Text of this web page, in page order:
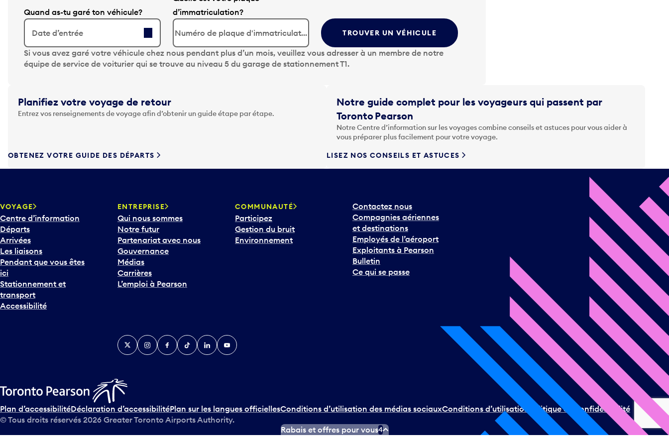
Quand as-tu garé ton véhicule?
Date d’entrée
A
p
y
e
z
r
u
c
h
e
F
l
c
h
e
a
p
o
u
d’immatriculation?
TROUVER UN VÉHICULE
Si vous avez garé votre véhicule chez nous pendant plus d’un mois, veuillez vous adresser à un membre de notre
équipe de service de voiturier qui se trouve au niveau 5 du garage de stationnement T1.
Planifiez votre voyage de retour
Entrez vos renseignements de voyage afin d’obtenir un guide étape par étape.
OBTENEZ VOTRE GUIDE DES DÉPARTS
Notre guide complet pour les voyageurs qui passent par
Toronto Pearson
Notre Centre d’information sur les voyages combine conseils et astuces pour vous aider à
vous préparer plus facilement pour votre voyage.
LISEZ NOS CONSEILS ET ASTUCES
VOYAGE
Centre d’information
Départs
Arrivées
Les liaisons
Pendant que vous êtes
ici
Stationnement et
transport
Accessibilité
ENTREPRISE
Qui nous sommes
Notre futur
Partenariat avec nous
Gouvernance
Médias
Carrières
L’emploi à Pearson
COMMUNAUTÉ
Participez
Gestion du bruit
Environnement
Contactez nous
Compagnies aériennes
et destinations
Employés de l’aéroport
Exploitants à Pearson
Bulletin
Ce qui se passe
TwitterInstagramFacebook
TikTokLinkedInYouTube
Plan d’accessibilitéDéclaration d’accessibilitéPlan sur les langues officiellesConditions d’utilisation des médias sociauxConditions d’utilisation
Politique de confidentialité
© Tous droits réservés 2026 Greater Toronto Airports Authority.
Rabais et offres pour vous4